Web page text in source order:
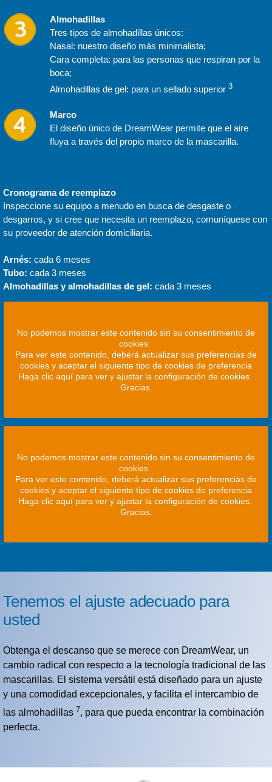
Almohadillas
Tres tipos de almohadillas únicos:
Nasal: nuestro diseño más minimalista;
Cara completa: para las personas que respiran por la
boca;
Almohadillas de gel: para un sellado superior 3
Marco
El diseño único de DreamWear permite que el aire
fluya a través del propio marco de la mascarilla.
Cronograma de reemplazo
Inspeccione su equipo a menudo en busca de desgaste o
desgarros, y si cree que necesita un reemplazo, comuníquese con
su proveedor de atención domiciliaria.
Arnés: cada 6 meses
Tubo: cada 3 meses
Almohadillas y almohadillas de gel: cada 3 meses
No podemos mostrar este contenido sin su consentimiento de
cookies.
Para ver este contenido, deberá actualizar sus preferencias de
cookies y aceptar el siguiente tipo de cookies de preferencia
Haga clic aquí para ver y ajustar la configuración de cookies.
Gracias.
No podemos mostrar este contenido sin su consentimiento de
cookies.
Para ver este contenido, deberá actualizar sus preferencias de
cookies y aceptar el siguiente tipo de cookies de preferencia
Haga clic aquí para ver y ajustar la configuración de cookies.
Gracias.
Tenemos el ajuste adecuado para
usted
Obtenga el descanso que se merece con DreamWear, un
cambio radical con respecto a la tecnología tradicional de las
mascarillas. El sistema versátil está diseñado para un ajuste
y una comodidad excepcionales, y facilita el intercambio de
las almohadillas 7, para que pueda encontrar la combinación
perfecta.